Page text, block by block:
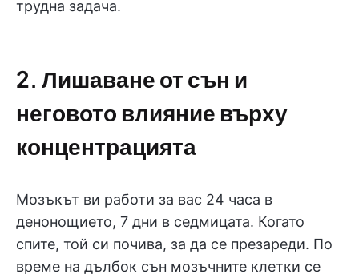
трудна задача.
2. Лишаване от сън и
неговото влияние върху
концентрацията
Мозъкът ви работи за вас 24 часа в
денонощието, 7 дни в седмицата. Когато
спите, той си почива, за да се презареди. По
време на дълбок сън мозъчните клетки се